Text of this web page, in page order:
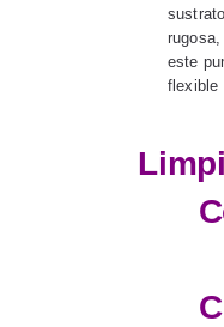
este
flexible